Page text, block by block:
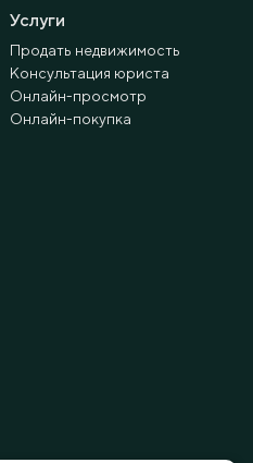
Услуги
Продать недвижимость
Консультация юриста
Онлайн-просмотр
Онлайн-покупка